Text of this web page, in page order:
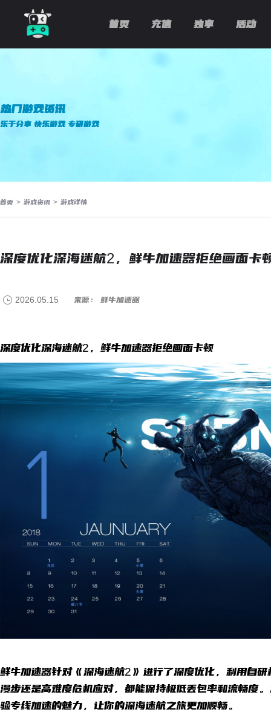
首页 充值 独享 活动
热门游戏资讯
乐于分享 快乐游戏 专研游戏
首页 > 游戏资讯 > 游戏详情
深度优化深海迷航2，鲜牛加速器拒绝画面卡
2026.05.15 来源： 鲜牛加速器
深度优化深海迷航2，鲜牛加速器拒绝画面卡顿
鲜牛加速器针对《深海迷航2》进行了深度优化，利用自
漫步还是高难度危机应对，都能保持极低丢包率和流畅度
验专线加速的魅力，让你的深海迷航之旅更加顺畅。